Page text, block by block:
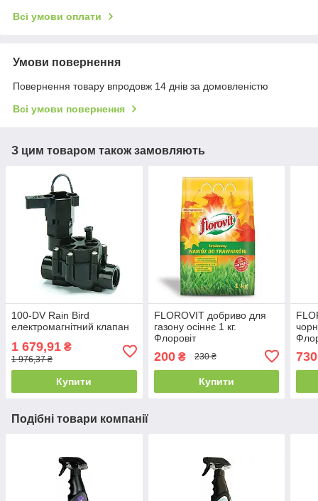
Всі умови оплати
Умови повернення
Повернення товару впродовж 14 днів за домовленістю
Всі умови повернення
З цим товаром також замовляють
100-DV Rain Bird
електромагнітний клапан
1 679,91 ₴
1 976,37 ₴
Купити
FLOROVIT добриво для
газону осіннє 1 кг.
Флоровіт
200₴ 230 ₴
Купити
730
Подібні товари компанії